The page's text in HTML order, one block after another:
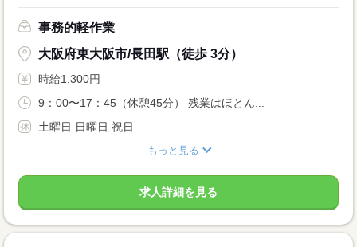
事務的軽作業
大阪府東大阪市/長田駅（徒歩 3分）
時給1,300円
9：00〜17：45（休憩45分） 残業はほとん...
土曜日 日曜日 祝日
もっと見る
求人詳細を見る